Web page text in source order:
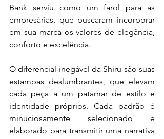
Bank serviu como um farol para as
empresárias, que buscaram incorporar
em sua marca os valores de elegância,
conforto e excelência.
O diferencial inegável da Shiru são suas
estampas deslumbrantes, que elevam
cada peça a um patamar de estilo e
identidade próprios. Cada padrão é
minuciosamente selecionado e
elaborado para transmitir uma narrativa